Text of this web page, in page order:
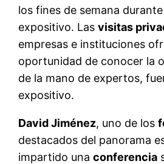
los fines de semana
expositivo. Lasvisitas
empresas e instituciones
oportunidad de conocer la
de la mano de expertos,
expositivo.
David Jiménez, uno de los
destacados del panorama
impartido unaconferencia